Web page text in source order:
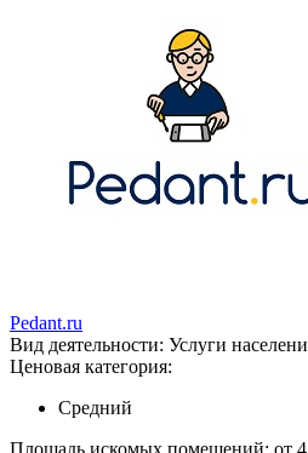
Pedant.ru
Вид деятельности: Услуги
Ценовая категория:
Средний